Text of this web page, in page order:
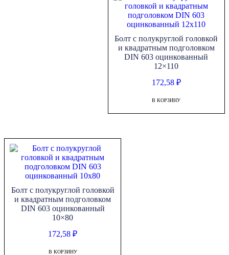
Болт с полукруглой головкой
и квадратным подголовком
DIN 603 оцинкованный
12×110
172,58 ₽
В КОРЗИНУ
Болт с полукруглой головкой
и квадратным подголовком
DIN 603 оцинкованный
10×80
172,58₽
В КОРЗИНУ